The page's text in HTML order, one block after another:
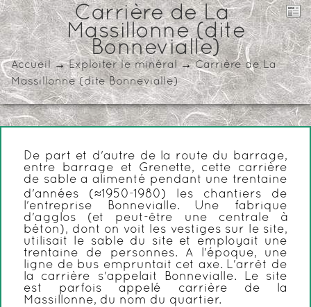
Carrière de La
Massillonne (dite
Bonnevialle)
Accueil →Exploiter le minéral→Carrière de La
Massillonne (dite Bonnevialle)
De part et d'autre de la route du barrage,
entre barrage et Grenette, cette carrière
de sable a alimenté pendant une trentaine
d'années (≈1950-1980) les chantiers de
l'entreprise Bonnevialle. Une fabrique
d'agglos (et peut-être une centrale à
béton), dont on voit les vestiges sur le site,
utilisait le sable du site et employait une
trentaine de personnes. A l'époque, une
ligne de bus empruntait cet axe. L'arrêt de
la carrière s'appelait Bonnevialle. Le site
est parfois appelé carrière de la
Massillonne, du nom du quartier.